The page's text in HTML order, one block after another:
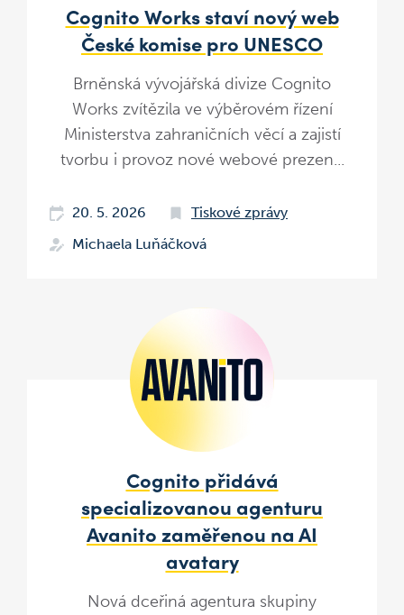
Cognito Works staví nový web
České komise pro UNESCO
Brněnská vývojářská divize Cognito
Works zvítězila ve výběrovém řízení
Ministerstva zahraničních věcí a zajistí
tvorbu i provoz nové webové prezen...
20. 5. 2026
Tiskové zprávy
Michaela Luňáčková
Cognito přidává
specializovanou agenturu
Avanito zaměřenou na AI
avatary
Nová dceřiná agentura skupiny